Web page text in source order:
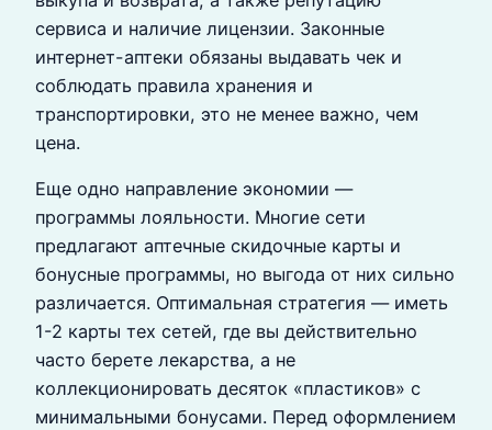
сервиса и наличие лицензии. Законные
интернет-аптеки обязаны выдавать чек и
соблюдать правила хранения и
транспортировки, это не менее важно, чем
цена.
Еще одно направление экономии —
программы лояльности. Многие сети
предлагают аптечные скидочные карты и
бонусные программы, но выгода от них сильно
различается. Оптимальная стратегия — иметь
1-2 карты тех сетей, где вы действительно
часто берете лекарства, а не
коллекционировать десяток «пластиков» с
минимальными бонусами. Перед оформлением